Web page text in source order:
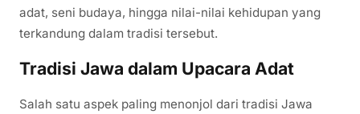
adat, seni budaya, hingga nilai-nilai kehidupan yang
terkandung dalam tradisi tersebut.
Tradisi Jawa dalam Upacara Adat
Salah satu aspek paling menonjol dari tradisi Jawa